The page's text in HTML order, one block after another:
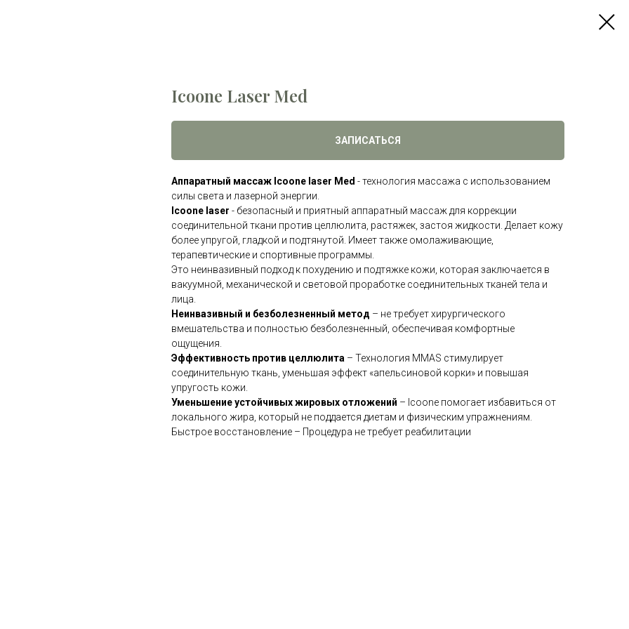
Icoone Laser Med
ЗАПИСАТЬСЯ
Аппаратный массаж Icoone laser Med - технология массажа с использованием
силы света и лазерной энергии.
Icoone laser - безопасный и приятный аппаратный массаж для коррекции
соединительной ткани против целлюлита, растяжек, застоя жидкости. Делает кожу
более упругой, гладкой и подтянутой. Имеет также омолаживающие,
терапевтические и спортивные программы.
Это неинвазивный подход к похудению и подтяжке кожи, которая заключается в
вакуумной, механической и световой проработке соединительных тканей тела и
лица.
Неинвазивный и безболезненный метод – не требует хирургического
вмешательства и полностью безболезненный, обеспечивая комфортные
ощущения.
Эффективность против целлюлита – Технология MMAS стимулирует
соединительную ткань, уменьшая эффект «апельсиновой корки» и повышая
упругость кожи.
Уменьшение устойчивых жировых отложений – Icoone помогает избавиться от
локального жира, который не поддается диетам и физическим упражнениям.
Быстрое восстановление – Процедура не требует реабилитации